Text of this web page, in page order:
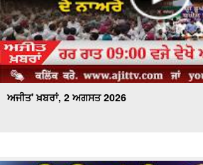
ਅਜੀਤ' ਖ਼ਬਰਾਂ, 2 ਅਗਸਤ 2026